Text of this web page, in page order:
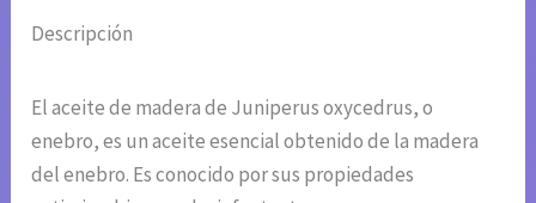
Descripción
El aceite de madera de Juniperus oxycedrus, o
enebro, es un aceite esencial obtenido de la madera
del enebro. Es conocido por sus propiedades